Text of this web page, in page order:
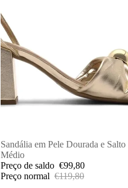
PROMOÇÕES
Sandália em Pele Dourada e Salto
Médio
Preço de saldo €99,80
Preço normal €119,80